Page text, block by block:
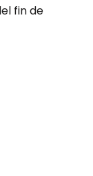
fin de